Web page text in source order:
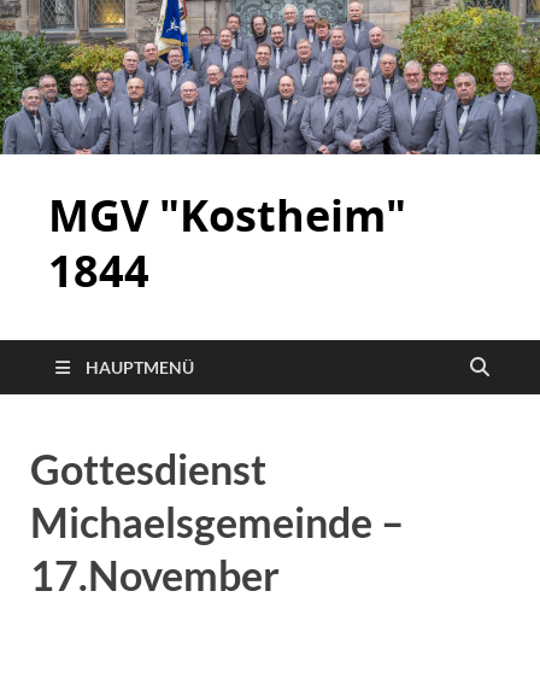
MGV "Kostheim"
1844
HAUPTMENÜ
Gottesdienst
Michaelsgemeinde –
17.November